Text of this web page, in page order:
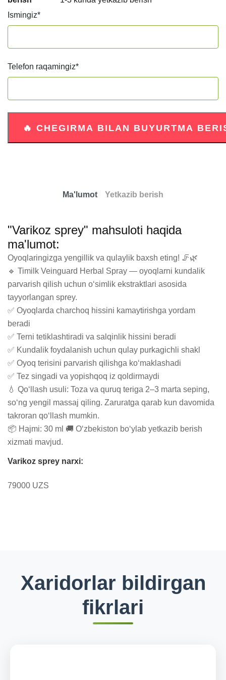
Ismingiz*
Telefon raqamingiz*
Ma'lumot Yetkazib berish
"Varikoz sprey" mahsuloti haqida
ma'lumot:
Oyoqlaringizga yengillik va qulaylik baxsh eting! 🦵🌿
🔹 Timilk Veinguard Herbal Spray — oyoqlarni kundalik
parvarish qilish uchun o‘simlik ekstraktlari asosida
tayyorlangan sprey.
✅ Oyoqlarda charchoq hissini kamaytirishga yordam
beradi
✅ Terni tetiklashtiradi va salqinlik hissini beradi
✅ Kundalik foydalanish uchun qulay purkagichli shakl
✅ Oyoq terisini parvarish qilishga ko‘maklashadi
✅ Tez singadi va yopishqoq iz qoldirmaydi
💧 Qo‘llash usuli: Toza va quruq teriga 2–3 marta seping,
so‘ng yengil massaj qiling. Zaruratga qarab kun davomida
takroran qo‘llash mumkin.
📦 Hajmi: 30 ml 🚚 Oʻzbekiston bo‘ylab yetkazib berish
xizmati mavjud.
Varikoz sprey narxi:
79000 UZS
Xaridorlar bildirgan
fikrlari